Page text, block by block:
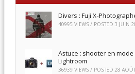
Divers : Fuji X-
40995 VIEWS / POSTED 3 JUIN
Astuce : shooter en
Lightroom
36939 VIEWS / POSTED 28